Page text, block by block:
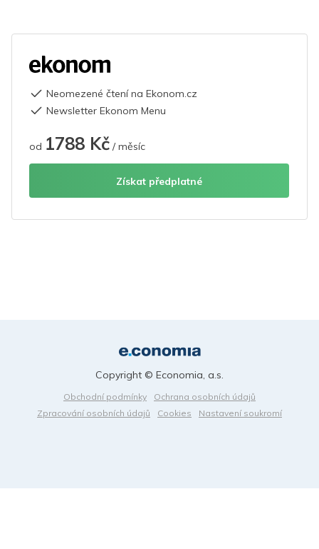
Neomezené čtení na Ekonom.cz
Newsletter Ekonom Menu
od 1788 Kč / měsíc
Získat předplatné
Obchodní podmínky
Ochrana osobních údajů
Zpracování osobních údajů
Cookies Nastavení soukromí
Copyright © Economia, a.s.